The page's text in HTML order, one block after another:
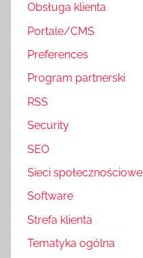
Obsługa klienta
Portale/CMS
Preferences
Program partnerski
RSS
Security
SEO
Sieci społecznościowe
Software
Strefa klienta
Tematyka ogólna